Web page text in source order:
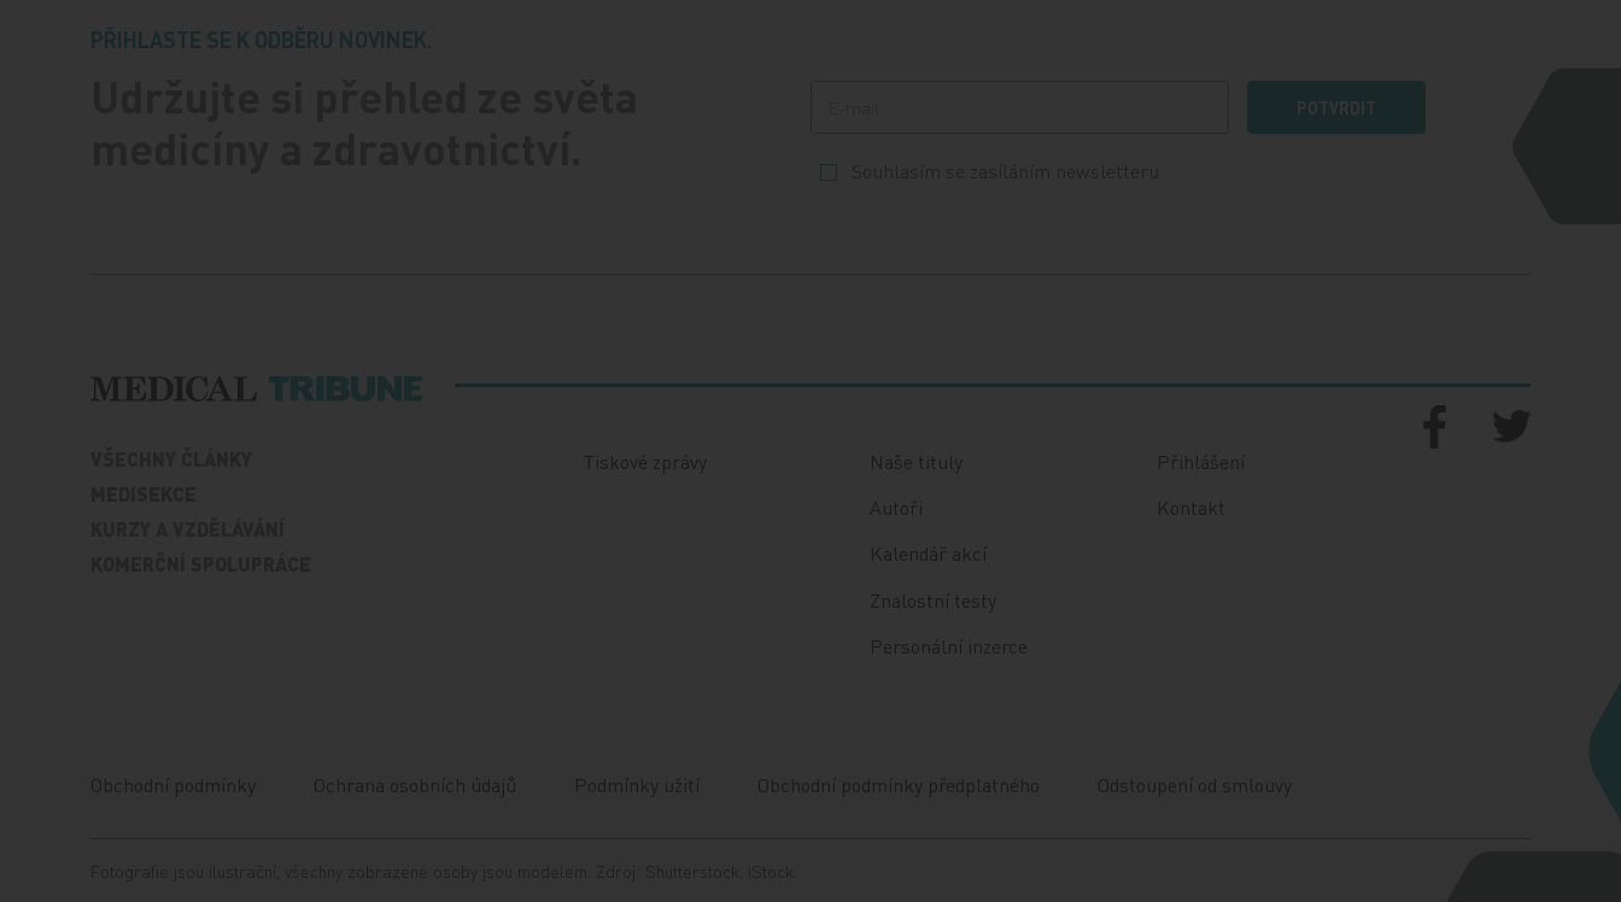
PŘIHLASTE SE K ODBĚRU NOVINEK.
POTVRDIT
Tiskové zprávy
Naše tituly
Autoři
Kalendář akcí
Znalostní testy
Personální inzerce
Přihlášení
Kontakt
Obchodní podmínky Ochrana osobních údajů Podmínky užití Obchodní podmínky předplatného Odstoupení od smlouvy
Fotografie jsou ilustrační, všechny zobrazené osoby jsou modelem. Zdroj: Shutterstock, iStock.